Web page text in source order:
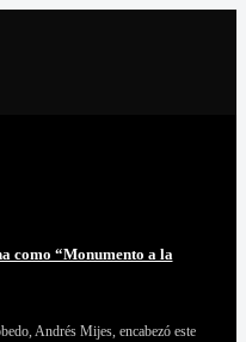
como “Monumento a la
Andrés Mijes, encabezó este